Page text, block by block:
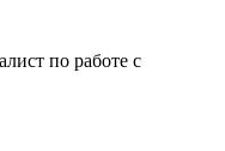
по работе с